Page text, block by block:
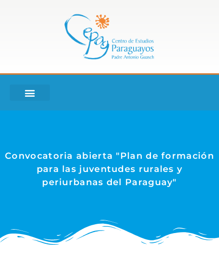
Convocatoria abierta "Plan de formación
para las juventudes rurales y
periurbanas del Paraguay"